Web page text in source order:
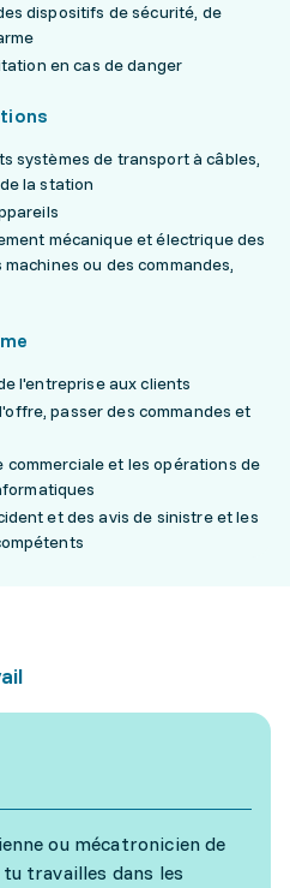
dispositifs de sécurité, de
en cas de danger
systèmes de transport à câbles,
la station
mécanique et électrique des
ou des commandes,
l'entreprise aux clients
passer des commandes et
et les opérations de
et des avis de sinistre et les
ou mécatronicien de
travailles dans les